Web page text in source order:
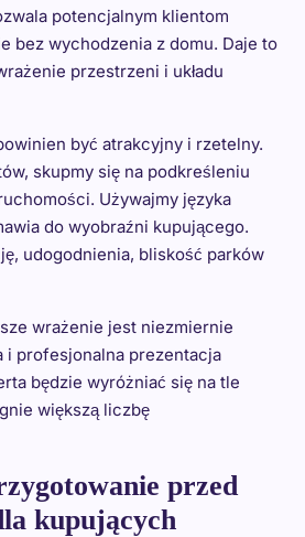
potencjalnym klientom
bez wychodzenia z domu. Daje to
przestrzeni i układu
być atrakcyjny i rzetelny.
skupmy się na podkreśleniu
Używajmy języka
do wyobraźni kupującego.
udogodnienia, bliskość parków
wrażenie jest niezmiernie
i profesjonalna prezentacja
będzie wyróżniać się na tle
większą liczbę
przed
kupujących